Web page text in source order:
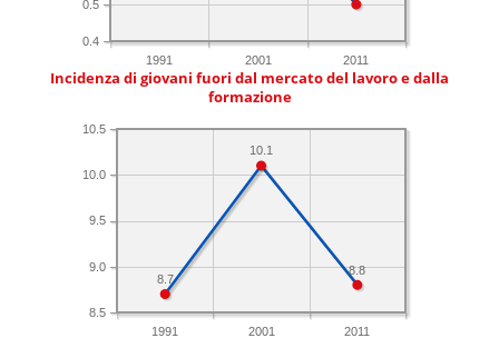
1991 2001 2011
0.4
0.5
Incidenza di giovani fuori dal mercato del lavoro e dalla
formazione
1991 2001 2011
8.5
9.0
9.5
10.0
10.5
8.8
10.1
8.7